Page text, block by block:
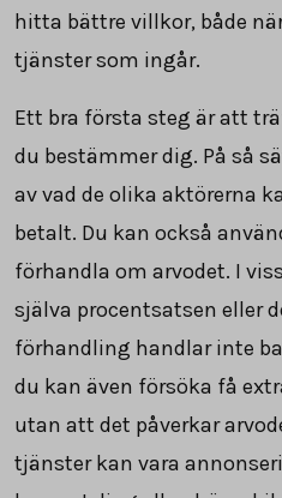
hitta bättre villkor, både
tjänster som ingår.
Ett bra första steg är att
du bestämmer dig. På så
av vad de olika aktörerna
betalt. Du kan också
förhandla om arvodet. I
själva procentsatsen eller
förhandling handlar inte
du kan även försöka få
utan att det påverkar
tjänster kan vara